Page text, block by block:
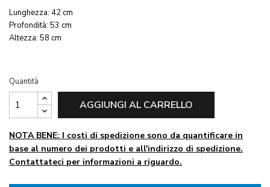
Lunghezza: 42 cm
Profondità: 53 cm
Altezza: 58 cm
Quantità
AGGIUNGI AL CARRELLO
NOTA BENE: I costi di spedizione sono da quantificare in
base al numero dei prodotti e all'indirizzo di spedizione.
Contattateci per informazioni a riguardo.